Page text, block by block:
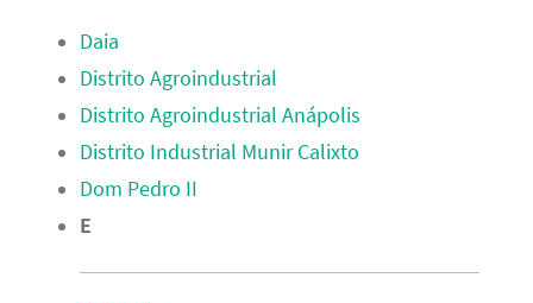
Daia
Distrito Agroindustrial
Distrito Agroindustrial Anápolis
Distrito Industrial Munir Calixto
Dom Pedro II
E